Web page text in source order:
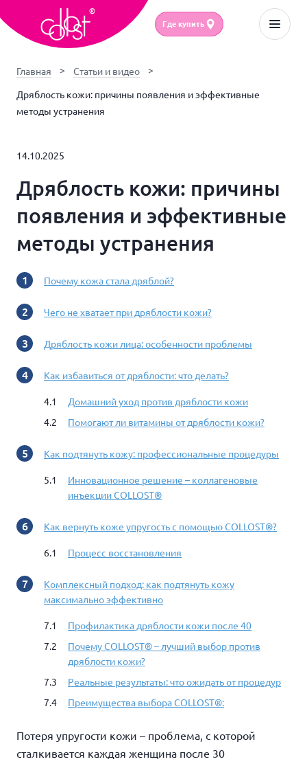
Где купить
Главная Статьи и видео
Дряблость кожи: причины появления и эффективные
методы устранения
14.10.2025
Дряблость кожи: причины
появления и эффективные
методы устранения
Почему кожа стала дряблой?
Чего не хватает при дряблости кожи?
Дряблость кожи лица: особенности проблемы
Как избавиться от дряблости: что делать?
Домашний уход против дряблости кожи
Помогают ли витамины от дряблости кожи?
Как подтянуть кожу: профессиональные процедуры
Инновационное решение – коллагеновые
инъекции COLLOST®
Как вернуть коже упругость с помощью COLLOST®?
Процесс восстановления
Комплексный подход: как подтянуть кожу
максимально эффективно
Профилактика дряблости кожи после 40
Почему COLLOST® – лучший выбор против
дряблости кожи?
Реальные результаты: что ожидать от процедур
Преимущества выбора COLLOST®:
Потеря упругости кожи – проблема, с которой
сталкивается каждая женщина после 30